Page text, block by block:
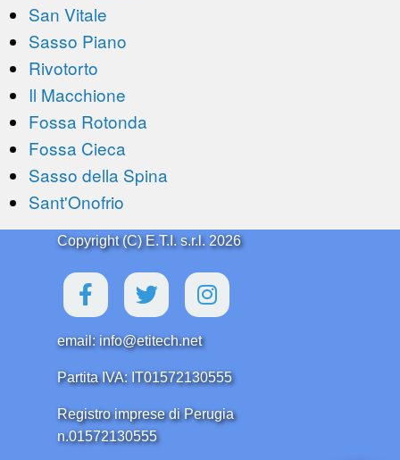
San Vitale
Sasso Piano
Rivotorto
Il Macchione
Fossa Rotonda
Fossa Cieca
Sasso della Spina
Sant'Onofrio
Copyright (C) E.T.I. s.r.l. 2026
email: info@etitech.net
Partita IVA: IT01572130555
Registro imprese di Perugia
n.01572130555